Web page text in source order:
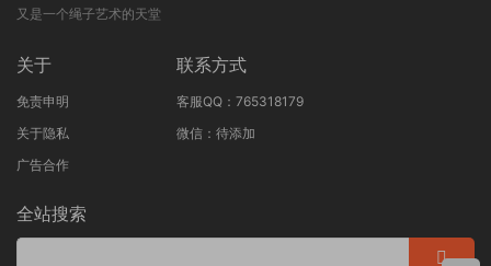
又是一个绳子艺术的天堂
关于
免责申明
关于隐私
广告合作
联系方式
客服QQ：765318179
微信：待添加
全站搜索